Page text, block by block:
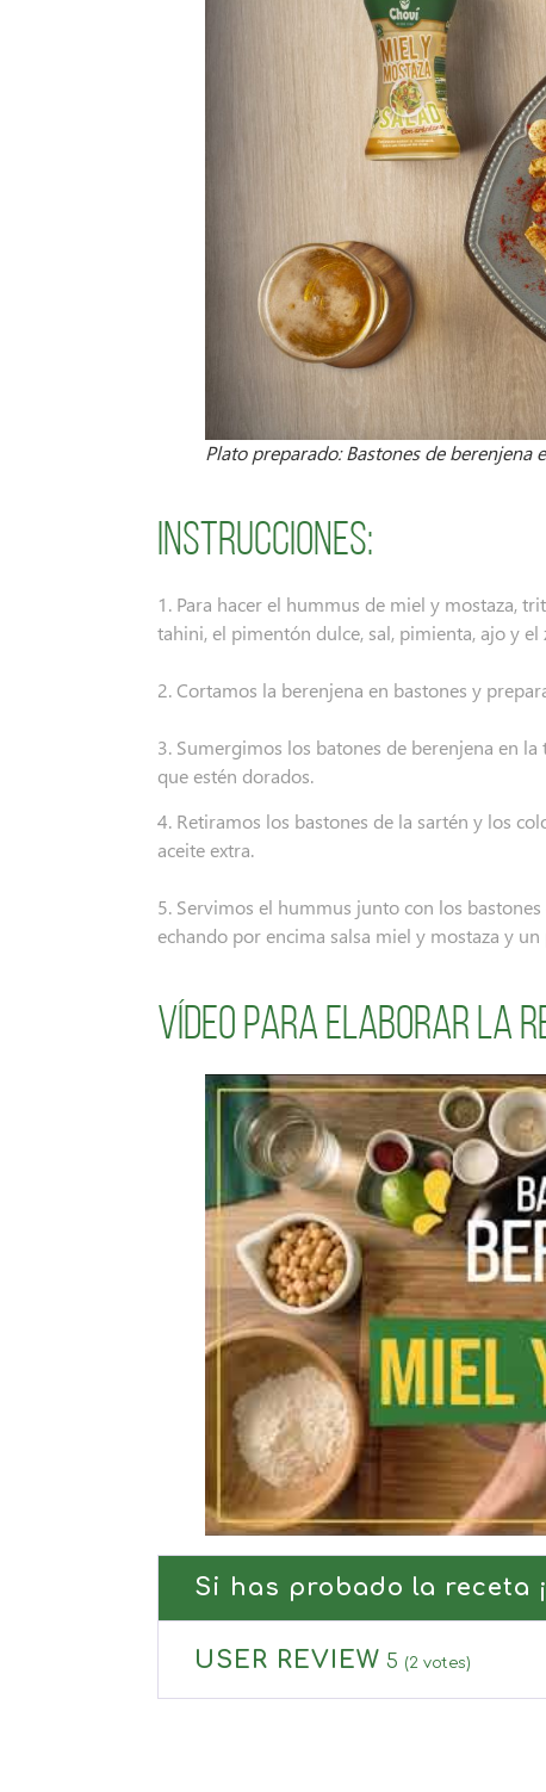
Plato preparado: Bastones de berenjena
Instrucciones:
1. Para hacer el hummus de miel y mostaza,
tahini, el pimentón dulce, sal, pimienta, ajo y el
2. Cortamos la berenjena en bastones y
3. Sumergimos los batones de berenjena en
que estén dorados.
4. Retiramos los bastones de la sartén y los
aceite extra.
5. Servimos el hummus junto con los
echando por encima salsa miel y mostaza y
Vídeo para elaborar la
Si has probado la receta
USER REVIEW 5 (2 votes)